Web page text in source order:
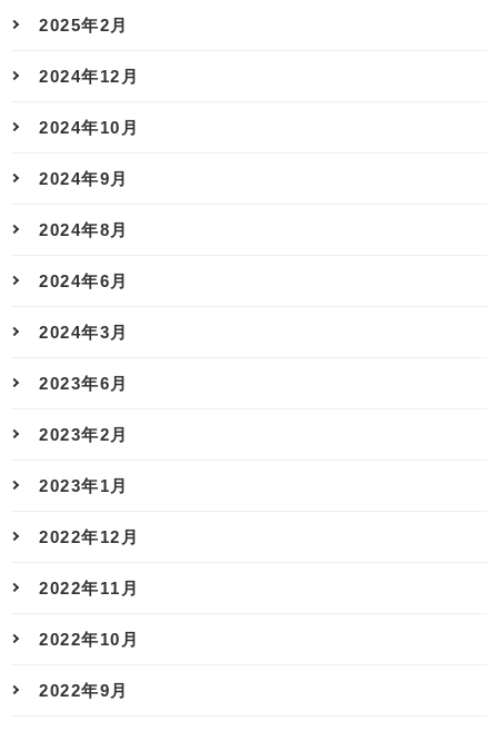
2025年2月
2024年12月
2024年10月
2024年9月
2024年8月
2024年6月
2024年3月
2023年6月
2023年2月
2023年1月
2022年12月
2022年11月
2022年10月
2022年9月